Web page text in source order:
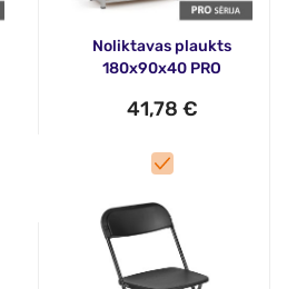
Noliktavas plaukts
180x90x40 PRO
41,78 €